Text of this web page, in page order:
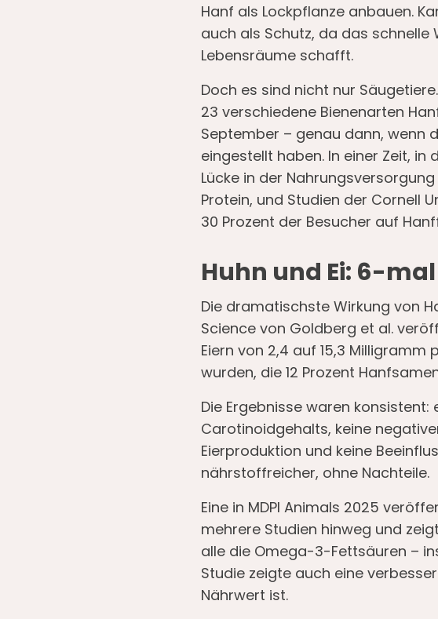
Hanf als Lockpflanze anbauen.
auch als Schutz, da das
Lebensräume schafft.
Doch es sind nicht nur
23 verschiedene Bienenarten
September – genau dann, wenn
eingestellt haben. In einer Zeit,
Lücke in der
Protein, und Studien der Cornell
30 Prozent der Besucher auf
Huhn und Ei: 6-
Die dramatischste Wirkung von
Science von Goldberg et al.
Eiern von 2,4 auf 15,3
wurden, die 12 Prozent
Die Ergebnisse waren
Carotinoidgehalts, keine
Eierproduktion und keine
nährstoffreicher, ohne Nachteile.
Eine in MDPI Animals 2025
mehrere Studien hinweg und
alle die Omega-3-Fettsäuren –
Studie zeigte auch eine
Nährwert ist.